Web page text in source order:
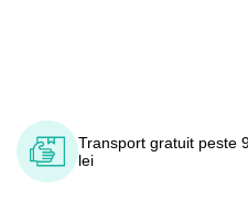
Transport gratuit peste
lei